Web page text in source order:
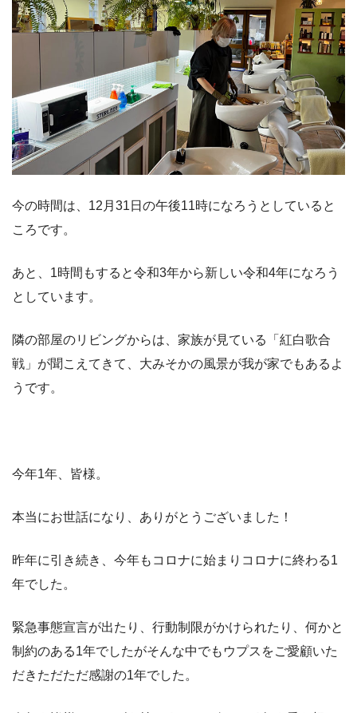
今の時間は、12月31日の午後11時になろうとしていると
ころです。
あと、1時間もすると令和3年から新しい令和4年になろう
としています。
隣の部屋のリビングからは、家族が見ている「紅白歌合
戦」が聞こえてきて、大みそかの風景が我が家でもあるよ
うです。
今年1年、皆様。
本当にお世話になり、ありがとうございました！
昨年に引き続き、今年もコロナに始まりコロナに終わる1
年でした。
緊急事態宣言が出たり、行動制限がかけられたり、何かと
制約のある1年でしたがそんな中でもウプスをご愛顧いた
だきただただ感謝の1年でした。